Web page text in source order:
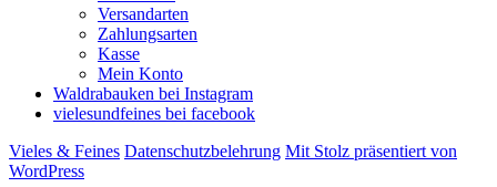
Versandarten
Zahlungsarten
Kasse
Mein Konto
Waldrabauken bei Instagram
vielesundfeines bei facebook
Vieles & Feines Datenschutzbelehrung Mit Stolz präsentiert von
WordPress